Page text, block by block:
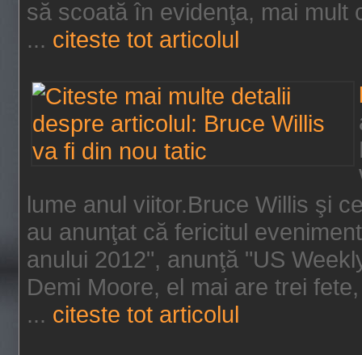
să scoată în evidenţa, mai mult
... citeste tot articolul
lume anul viitor.Bruce Willis şi
au anunţat că fericitul
anului 2012", anunţă "US
Demi Moore, el mai are trei
... citeste tot articolul